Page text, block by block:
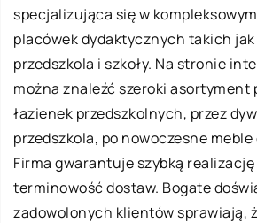
specjalizująca się w
placówek dydaktycznych takich jak
przedszkola i szkoły. Na stronie
można znaleźć szeroki asortyment
łazienek przedszkolnych, przez
przedszkola, po nowoczesne
Firma gwarantuje szybką
terminowość dostaw. Bogate
zadowolonych klientów sprawiają,